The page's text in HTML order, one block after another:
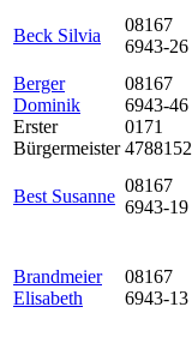
Beck Silvia
08167
6943-26
Berger
Dominik
Erster
Bürgermeister
08167
6943-46
0171
4788152
Best Susanne
08167
6943-19
Brandmeier
Elisabeth
08167
6943-13